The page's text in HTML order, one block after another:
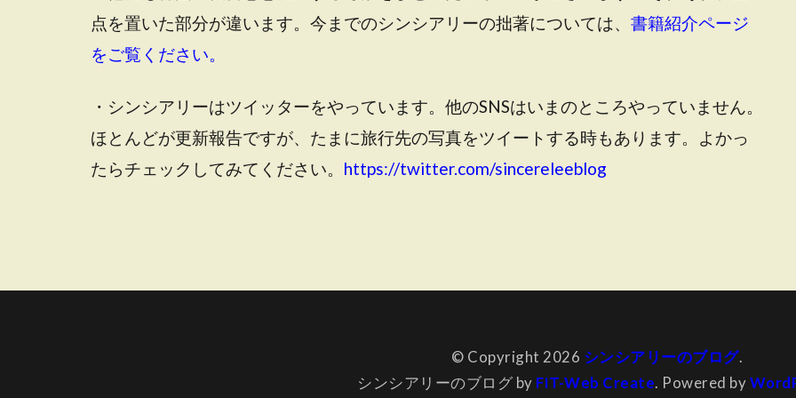
点を置いた部分が違います。今までのシンシアリーの拙著については、 書籍紹介ページ
をご覧ください。
・シンシアリーはツイッターをやっています。他のSNSはいまのところやっていません。
ほとんどが更新報告ですが、たまに旅行先の写真をツイートする時もあります。よかっ
たらチェックしてみてください。 https://twitter.com/sincereleeblog
© Copyright 2026 シンシアリーのブログ.
シンシアリーのブログ by FIT-Web Create. Powered by